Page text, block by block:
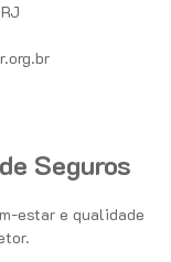
Seguros
estar e qualidade